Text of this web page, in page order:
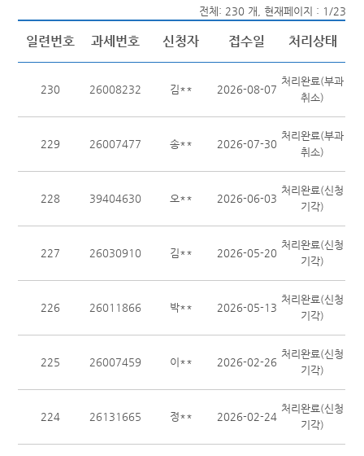
전체: 230 개, 현재페이지 : 1/23
일련번호 과세번호 신청자 접수일 처리상태
230 26008232 김** 2026-08-07
처리완료(부과
취소)
229 26007477 송** 2026-07-30
처리완료(부과
취소)
228 39404630 오** 2026-06-03
처리완료(신청
기각)
227 26030910 김** 2026-05-20
처리완료(신청
기각)
226 26011866 박** 2026-05-13
처리완료(신청
기각)
225 26007459 이** 2026-02-26
처리완료(신청
기각)
224 26131665 정** 2026-02-24
처리완료(신청
기각)